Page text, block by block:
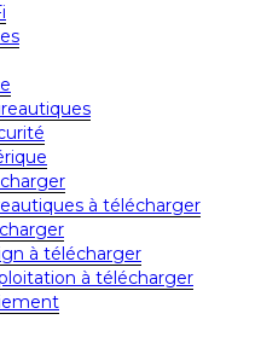
à télécharger
à télécharger
à télécharger